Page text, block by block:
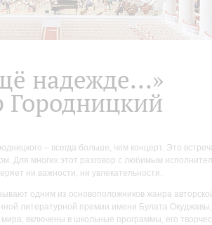
надежде...»
Городницкий
– всегда больше, чем концерт. Это
Для многих этот разговор с любимым
ни важности, ни увлекательности.
одним из основоположников жанра
литературной премии имени Булата Окуджавы,
включены в школьные программы, его